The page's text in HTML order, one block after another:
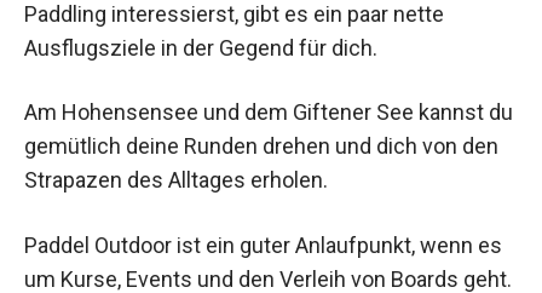
Paddling interessierst, gibt es ein paar nette
Ausflugsziele in der Gegend für dich.
Am Hohensensee und dem Giftener See kannst du
gemütlich deine Runden drehen und dich von den
Strapazen des Alltages erholen.
Paddel Outdoor ist ein guter Anlaufpunkt, wenn es
um Kurse, Events und den Verleih von Boards geht.